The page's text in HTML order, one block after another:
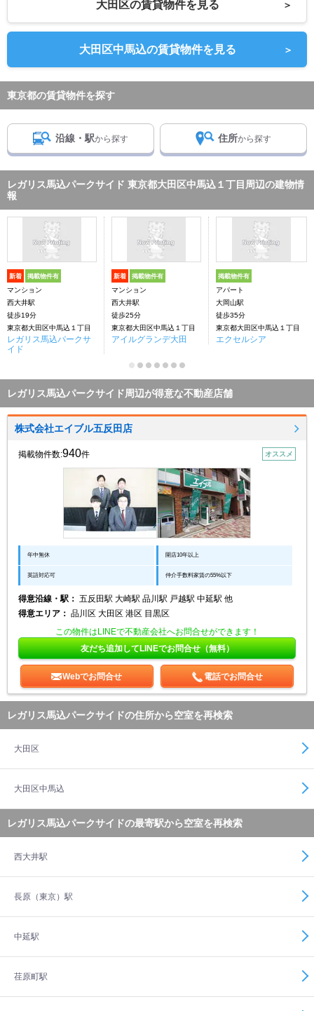
大田区の賃貸物件を見る ＞
大田区中馬込の賃貸物件を見る ＞
東京都の賃貸物件を探す
沿線・駅から探す 住所から探す
レガリス馬込パークサイド 東京都大田区中馬込１丁目周辺の建物情
報
新着 掲載物件有
マンション
西大井駅
徒歩19分
東京都大田区中馬込１丁目
レガリス馬込パークサ
イド
新着 掲載物件有
マンション
西大井駅
徒歩25分
東京都大田区中馬込１丁目
アイルグランデ大田
掲載物件有
アパート
大岡山駅
徒歩35分
東京都大田区中馬込１丁目
エクセルシア
レガリス馬込パークサイド周辺が得意な不動産店舗
株式会社エイブル五反田店
掲載物件数:940件 オススメ
年中無休 開店10年以上
英語対応可 仲介手数料家賃の55%以下
得意沿線・駅： 五反田駅 大崎駅 品川駅 戸越駅 中延駅 他
得意エリア： 品川区 大田区 港区 目黒区
この物件はLINEで不動産会社へお問合せができます！
友だち追加してLINEでお問合せ（無料）
Webでお問合せ 電話でお問合せ
レガリス馬込パークサイドの住所から空室を再検索
大田区
大田区中馬込
レガリス馬込パークサイドの最寄駅から空室を再検索
西大井駅
長原（東京）駅
中延駅
荏原町駅